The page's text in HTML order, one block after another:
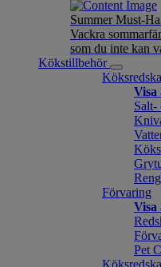
Summer Must-
Vackra
som du inte kan
Kökstillbehör
Visa
Salt-
Förvaring
Pet